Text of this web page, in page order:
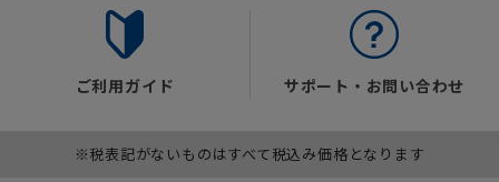
ご利用ガイド サポート・お問い合わせ
※税表記がないものはすべて税込み価格となります